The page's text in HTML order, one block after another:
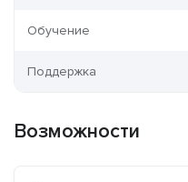
Обучение
Поддержка
Возможности